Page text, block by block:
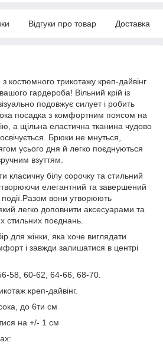
Відгуки про товар Доставка
костюмного трикотажу креп-дайвінг
гардероба! Вільний крій із
подовжує силует і робить
посадка з комфортним поясом на
а щільна еластична тканина чудово
Брюки не мнуться,
усього дня й легко поєднуються
взуттям.
білу сорочку та стильний
елегантний та завершений
вони утворюють
легко доповнити аксесуарами та
стильних поєднань.
для жінки, яка хоче виглядати
і завжди залишатися в центрі
58, 60-62, 64-66, 68-70.
креп-дайвінг.
до 6ти см
на +/- 1 см